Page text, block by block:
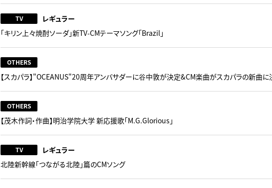
TV
レギュラー
「キリン上々焼酎ソーダ」新TV-CMテーマソング「Brazil」
OTHERS
【スカパラ】"OCEANUS"20周年アンバサダーに谷中敦が決定&CM楽曲がスカパラの新曲に
OTHERS
【茂木作詞・作曲】明治学院大学 新応援歌「M.G.Glorious」
TV
レギュラー
北陸新幹線「つながる北陸」篇のCMソング